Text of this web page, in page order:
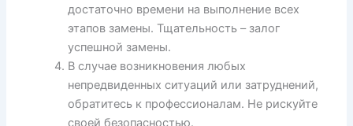
достаточно времени на выполнение всех
этапов замены. Тщательность – залог
успешной замены.
В случае возникновения любых
непредвиденных ситуаций или затруднений,
обратитесь к профессионалам. Не рискуйте
своей безопасностью.